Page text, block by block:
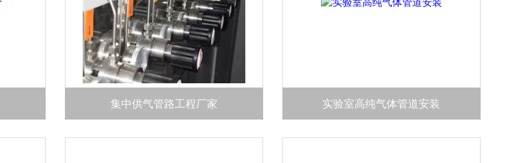
集中供气管路工程厂家 实验室高纯气体管道安装